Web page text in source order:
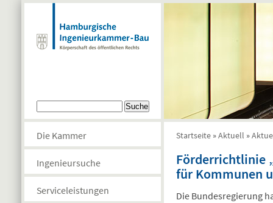
Direkt zum Inhalt
Suchformular
Die Kammer
Ingenieursuche
Serviceleistungen
Sie sind hier
Startseite »Aktuell »
Förderrichtlinie
für Kommunen
Die Bundesregierung